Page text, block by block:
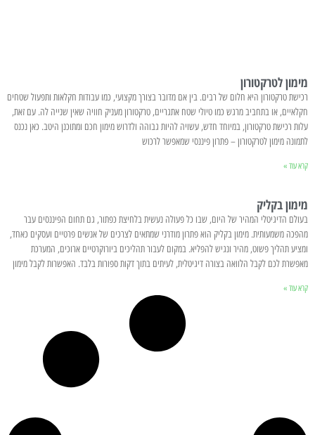
מימון לטרקטורון
רכישת טרקטורון היא חלום של רבים. בין אם מדובר בצורך מקצועי, כמו עבודות חקלאות ותפעול שטחים
חקלאיים, או בתחביב מרגש כמו טיולי שטח אתגריים, טרקטורון מעניק חוויה שאין שנייה לה. עם זאת,
עלות רכישת טרקטורון, במיוחד חדש, עשויה להיות גבוהה ולדרוש מימון חכם ומתוכנן היטב. כאן נכנס
לתמונה מימון לטרקטורון – פתרון פיננסי שמאפשר לרכוש
קרא עוד »
מימון בקליק
בעולם הדיגיטלי המהיר של היום, שבו כל פעולה נעשית בלחיצת כפתור, גם תחום הפיננסים עבר
מהפכה משמעותית. מימון בקליק הוא פתרון מודרני שמתאים לצרכים של אנשים פרטיים ועסקים כאחד,
ומציע תהליך פשוט, מהיר ונגיש להפליא. במקום לעבור תהליכים ביורוקרטיים ארוכים, המערכת
מאפשרת לכם לקבל הלוואה בצורה דיגיטלית, לעיתים בתוך דקות ספורות בלבד. האפשרות לקבל מימון
קרא עוד »